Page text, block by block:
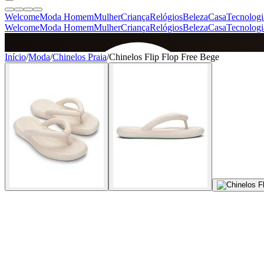
WelcomeModa HomemMulherCriançaRelógiosBelezaCasa
WelcomeModa HomemMulherCriançaRelógiosBelezaCasa
SINCE 2005
de 36.000 reviews
Início/Moda/Chinelos Praia/Chinelos Flip Flop Free Bege